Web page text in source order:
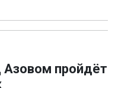
Азовом пройдёт